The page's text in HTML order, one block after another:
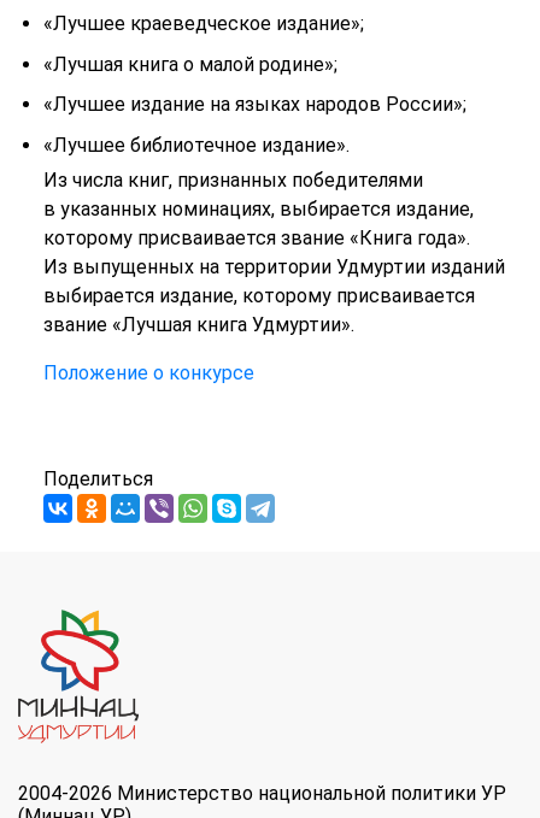
«Лучшее краеведческое издание»;
«Лучшая книга о малой родине»;
«Лучшее издание на языках народов России»;
«Лучшее библиотечное издание».
Из числа книг, признанных победителями
в указанных номинациях, выбирается издание,
которому присваивается звание «Книга года».
Из выпущенных на территории Удмуртии изданий
выбирается издание, которому присваивается
звание «Лучшая книга Удмуртии».
Положение о конкурсе
Поделиться
2004-2026 Министерство национальной политики УР